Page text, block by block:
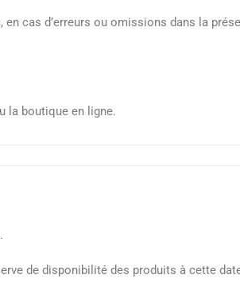
cas d’erreurs ou omissions dans la
la boutique en ligne.
de disponibilité des produits à cette